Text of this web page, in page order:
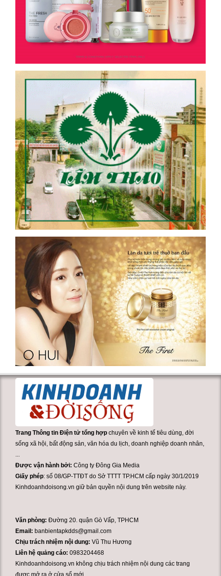
Trang Thông tin Điện tử tổng hợp chuyên về kinh tế tiêu dùng, đời
sống xã hội, bất động sản, văn hóa du lịch, doanh nghiệp doanh nhân,
Được vận hành bởi:Công ty Đông Gia Media
Giấy phép: số 08/GP-TTĐT do Sở TTTT TP.HCM cấp ngày 30/1/2019
Kinhdoanhdoisong.vn giữ bản quyền nội dung trên website này.
Văn phòng:Đường 20. quận Gò Vấp, TPHCM
Email: banbientapkdds@gmail.com
Chịu trách nhiệm nội dung: Vũ Thu Hương
Liên hệ quảng cáo:0983204468
Kinhdoanhdoisong.vn không chịu trách nhiệm nội dung các trang
được mở ra ở cửa sổ mới.